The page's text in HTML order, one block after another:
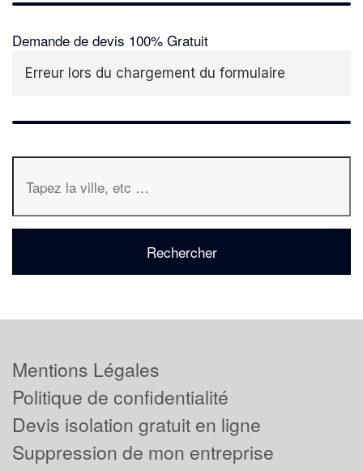
Demande de devis 100% Gratuit
Erreur lors du chargement du formulaire
Mentions Légales
Politique de confidentialité
Devis isolation gratuit en ligne
Suppression de mon entreprise